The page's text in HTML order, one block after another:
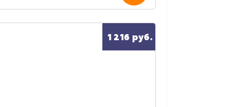
1 216 руб.